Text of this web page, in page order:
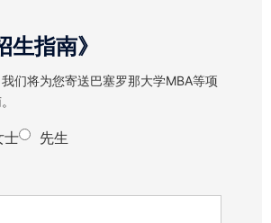
生指南》
们将为您寄送巴塞罗那大学MBA等项
士 先生